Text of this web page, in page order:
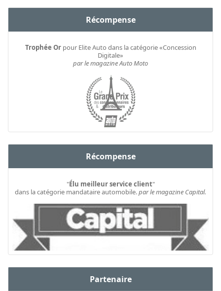
Récompense
Trophée Orpour Elite Auto dans la catégorie «Concession
Digitale»
par le magazine Auto Moto
Récompense
"Élu meilleur service client"
dans la catégorie mandataire automobile.par le magazine Capital.
Partenaire